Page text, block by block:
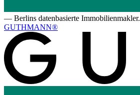
— Berlins datenbasierte Immobilienmakler.
GUTHMANN®